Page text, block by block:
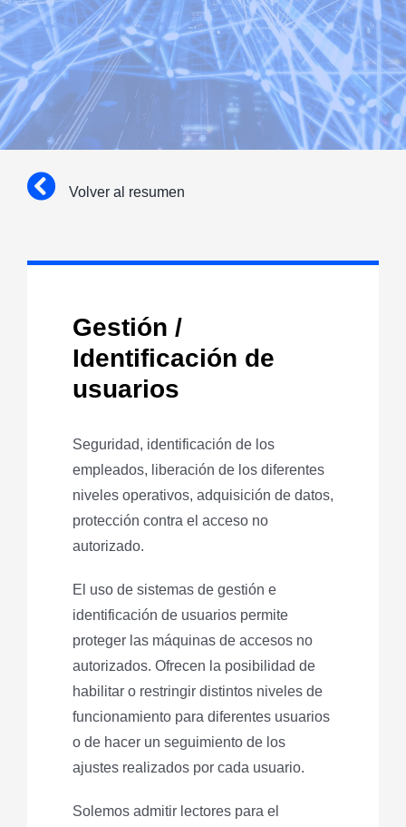
Volver al resumen
Gestión /
Identificación de
usuarios
Seguridad, identificación de los
empleados, liberación de los diferentes
niveles operativos, adquisición de datos,
protección contra el acceso no
autorizado.
El uso de sistemas de gestión e
identificación de usuarios permite
proteger las máquinas de accesos no
autorizados. Ofrecen la posibilidad de
habilitar o restringir distintos niveles de
funcionamiento para diferentes usuarios
o de hacer un seguimiento de los
ajustes realizados por cada usuario.
Solemos admitir lectores para el